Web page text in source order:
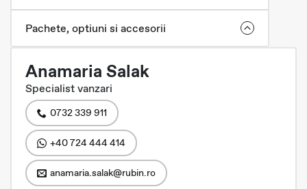
Pachete, optiuni si accesorii
Anamaria Salak
Specialist vanzari
0732 339 911
+40 724 444 414
anamaria.salak@rubin.ro